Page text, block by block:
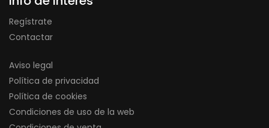
Regístrate
Contactar
Aviso legal
Política de privacidad
Política de cookies
Condiciones de uso de la web